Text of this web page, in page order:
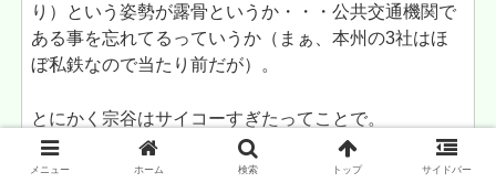
り）という姿勢が露骨というか・・・公共交通機関で
ある事を忘れてるっていうか（まぁ、本州の3社はほ
ぼ私鉄なので当たり前だが）。
とにかく宗谷はサイコーすぎたってことで。
メニュー ホーム 検索 トップ サイドバー